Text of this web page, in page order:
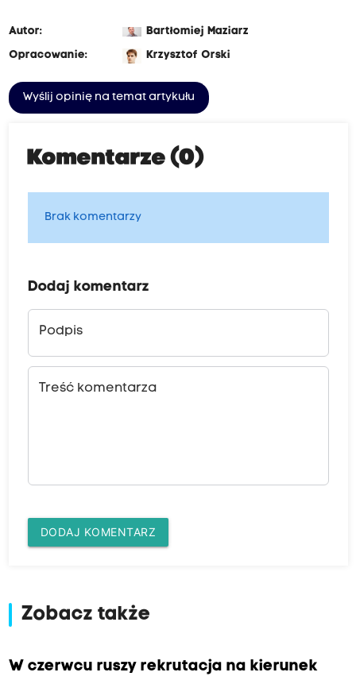
Autor:
Bartłomiej Maziarz
Opracowanie:
Krzysztof Orski
Wyślij opinię na temat artykułu
Komentarze (0)
Brak komentarzy
Dodaj komentarz
Podpis
Treść komentarza
DODAJ KOMENTARZ
Zobacz także
W czerwcu ruszy rekrutacja na kierunek